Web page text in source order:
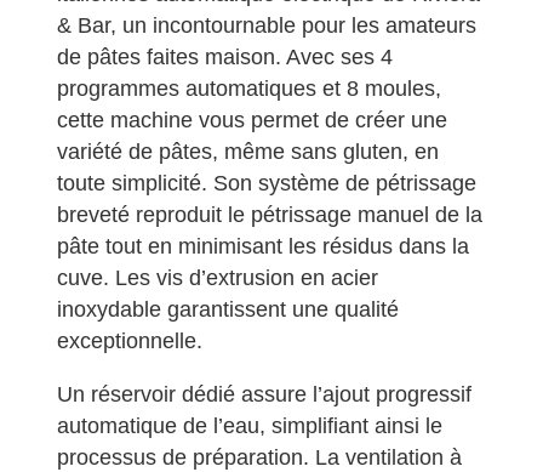
& Bar, un incontournable pour les amateurs
de pâtes faites maison. Avec ses 4
programmes automatiques et 8 moules,
cette machine vous permet de créer une
variété de pâtes, même sans gluten, en
toute simplicité. Son système de pétrissage
breveté reproduit le pétrissage manuel de la
pâte tout en minimisant les résidus dans la
cuve. Les vis d’extrusion en acier
inoxydable garantissent une qualité
exceptionnelle.
Un réservoir dédié assure l’ajout progressif
automatique de l’eau, simplifiant ainsi le
processus de préparation. La ventilation à